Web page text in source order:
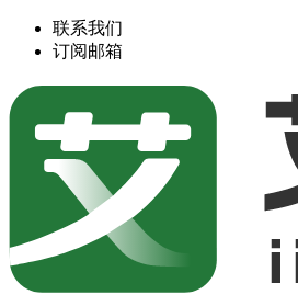
联系我们
订阅邮箱